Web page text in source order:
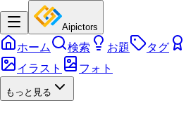
Aipictors
ホーム 検索 お題 タグ
イラスト
フォト
もっと見る